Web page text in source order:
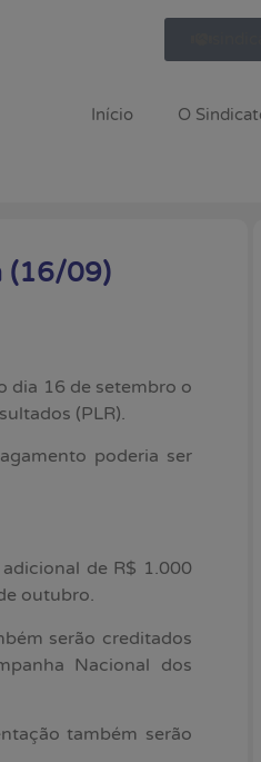
Início O
(16/09)
dia 16 de setembro o
(PLR).
poderia ser
de R$ 1.000
outubro.
serão creditados
Nacional dos
também serão